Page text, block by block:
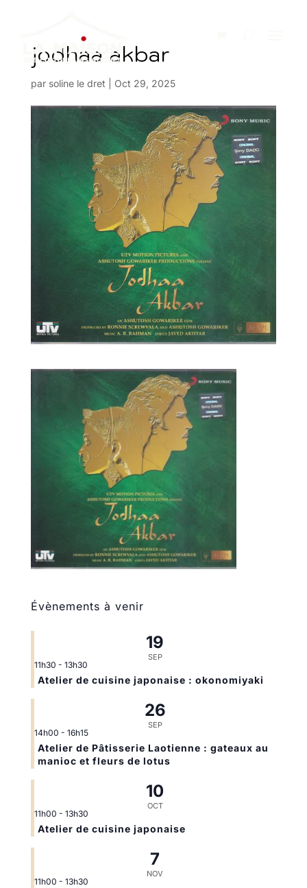
jodhaa akbar
par soline le dret Oct 29, 2025
Évènements à venir
19
SEP
11h30 - 13h30
Atelier de cuisine japonaise : okonomiyaki
26
SEP
14h00 - 16h15
Atelier de Pâtisserie Laotienne : gateaux au
manioc et fleurs de lotus
10
OCT
11h00 - 13h30
Atelier de cuisine japonaise
7
NOV
11h00 - 13h30